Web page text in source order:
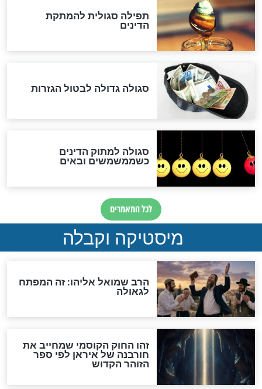
המסמך האבוד שנחשף
במרתפי מוסקבה: כתב היד
הנדיר של הרשב"ם התגלה
"מודה לקב"ה על כל השנים"
לכל המאמרים
אחרית הימים
האם אפשר לחשב את הקץ?
מה יהיה בימות המשיח?